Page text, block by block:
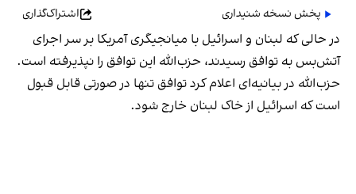
پخش نسخه شنیداری
اشتراک‌گذاری
در حالی که لبنان و اسرائیل با میانجیگری آمریکا بر سر اجرای
آتش‌بس به توافق رسیدند، حزب‌الله این توافق را نپذیرفته است.
حزب‌الله در بیانیه‌ای اعلام کرد توافق تنها در صورتی قابل قبول
است که اسرائیل از خاک لبنان خارج شود.